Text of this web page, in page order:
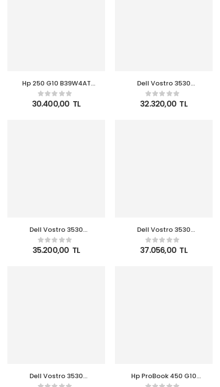
Hp 250 G10 B39W4AT
I5-1334U 8GB 512GB SSD
15.6″ FreeDOS Notebook
30.400,00 TL
Dell Vostro 3530
N3409PVNB3530U i5-
1334U 8GB 512GB SSD
15.6 FHD Ubuntu
32.320,00 TL
Dell Vostro 3530
N3404PVNB3530U i5-
1334U 16GB 512GB SSD
15.6 FHD Ubuntu
35.200,00 TL
Dell Vostro 3530
N1601PVNB3530U i7-
1355U 8GB 512GB SSD
15.6 FHD Ubuntu
37.056,00 TL
Dell Vostro 3530
N1605PVNB3530EMEA01
Hp ProBook 450 G10
725Q0EA i7-1355 16GB